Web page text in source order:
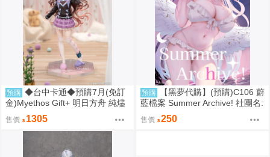
預購 ◆台中卡通◆預購7月(免訂
金)Myethos Gift+ 明日方舟 純燼
艾雅法拉 後來的故事Ver 1/8 101
0
售價 1305
預購
【黑夢代購】(預購)C106 蔚
藍檔案 Summer Archive! 社團名:
サクサクメロンパン 繪師:saki
售價 250